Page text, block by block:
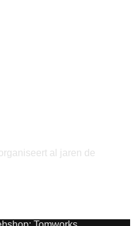
al jaren de